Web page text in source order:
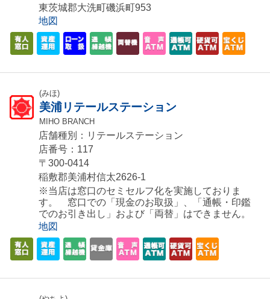
東茨城郡大洗町磯浜町953
地図
(みほ)
美浦リテールステーション
MIHO BRANCH
店舗種別：リテールステーション
店番号：117
〒300-0414
稲敷郡美浦村信太2626-1
※当店は窓口のセミセルフ化を実施しておりま
す。 窓口での「現金のお取扱」、「通帳・印鑑
でのお引き出し」および「両替」はできません。
地図